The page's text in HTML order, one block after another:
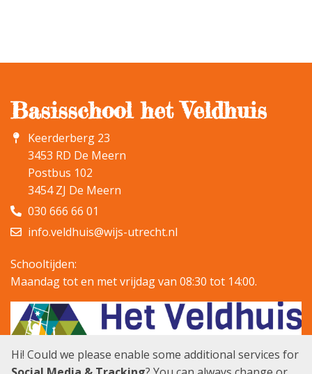
Basisschool het Veldhuis
Keerderberg 23
3453 RD De Meern
Postbus 102
3454 ZJ De Meern
030 666 66 01
info.veldhuis@wijs-utrecht.nl
Schooltijden:
Maandag tot en met vrijdag van 08:30 tot 14:00.
Hi! Could we please enable some additional services for